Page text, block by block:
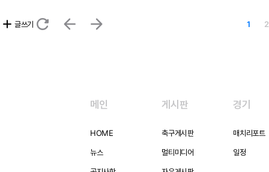
add 글쓰기 refresh arrow_back arrow_forward 1 2
메인
HOME
뉴스
게시판
축구게시판
멀티미디어
경기
매치리포트
일정